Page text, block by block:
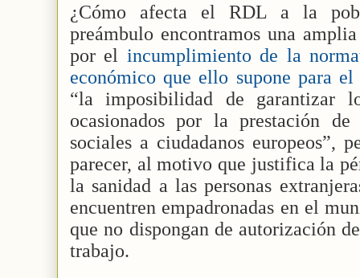
¿Cómo afecta el RDL a la
preámbulo encontramos una
por el incumplimiento de la
económico que ello supone para
“la imposibilidad de garantizar
ocasionados por la prestación
sociales a ciudadanos europeos”,
parecer, al motivo que justifica la
la sanidad a las personas
encuentren empadronadas en el
que no dispongan de autorización
trabajo.